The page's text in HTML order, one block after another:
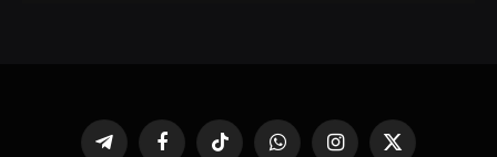
X الانستغرامواتساب تيكتوك فيسبوك تيلقرام